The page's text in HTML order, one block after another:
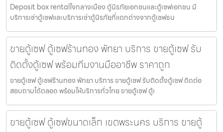
Deposit box rentalใจกลางเมือง ตู้นิรภัยเอกชนและตู้เซฟเอกชน มี
บริการเช่าตู้เซฟและบริการเช่าตู้นิรภัยที่แตกต่างจากตู้เซฟธน
ขายตู้เซฟ ตู้เซฟร้านทอง พัทยา บริการ ขายตู้เซฟ รับ
ติดตั้งตู้เซฟ พร้อมทีมงานมืออาชีพ ราคาถูก
ขายตู้เซฟ ตู้เซฟร้านทอง พัทยา บริการ ขายตู้เซฟ รับติดตั้งตู้เซฟ ติดต่อ
สอบถามได้ตลอด พร้อมให้บริการทั่วไทย ขายตู้เซฟ ตู้เ
ขายตู้เซฟ ตู้เซฟขนาดเล็ก เขตพระนคร บริการ ขายตู้